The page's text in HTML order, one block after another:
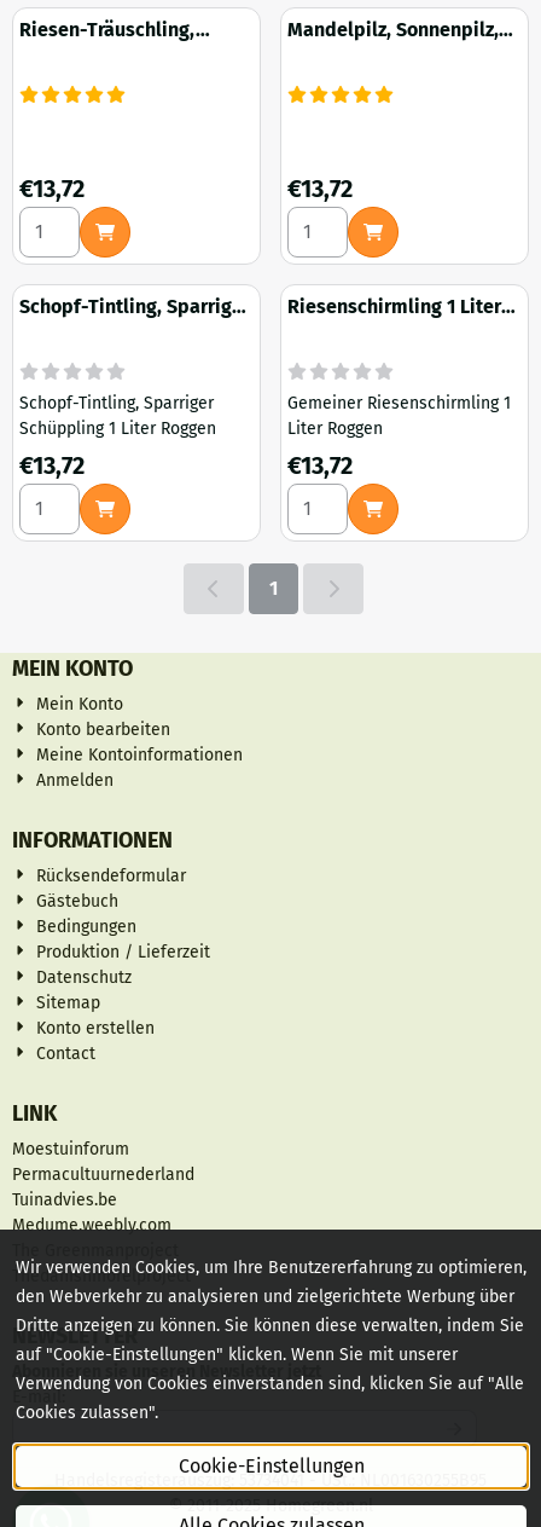
Riesen-Träuschling,
Preis: 13,72
€13,72
Anzahl wählen für Riesen-Träuschling, Weinkappenpilz 1
Mandelpilz, Sonnenpilz,
Preis: 13,72
€13,72
Anzahl wählen für
Schopf-Tintling, Sparriger
Schopf-Tintling, Sparriger
Schüppling 1 Liter Roggen
Preis: 13,72
€13,72
Anzahl wählen für Schopf-Tintling, Sparriger Schüppling 1
Riesenschirmling 1 Liter
Gemeiner Riesenschirmling 1
Liter Roggen
Preis: 13,72
€13,72
Anzahl wählen für
1
MEIN KONTO
Mein Konto
Konto bearbeiten
Meine Kontoinformationen
Anmelden
INFORMATIONEN
Rücksendeformular
Gästebuch
Bedingungen
Produktion / Lieferzeit
Datenschutz
Sitemap
Konto erstellen
Contact
LINK
Moestuinforum
Permacultuurnederland
Tuinadvies.be
Medume.weebly.com
Thedanishmorelproject
NEWSLETTER
Abonnieren sie unseren Newsletter jetzt
Geben Sie Ihre E-Mail-Adresse für den Newsletter ein
Handelsregisterauszug: 53734041 - USt.: NL001630255B95
© 2011-2025 Homegreen.nl
Wir verwenden Cookies, um Ihre Benutzererfahrung zu optimieren,
den Webverkehr zu analysieren und zielgerichtete Werbung über
Dritte anzeigen zu können. Sie können diese verwalten, indem Sie
auf "Cookie-Einstellungen" klicken. Wenn Sie mit unserer
Verwendung von Cookies einverstanden sind, klicken Sie auf "Alle
Cookies zulassen".
Cookie-Einstellungen